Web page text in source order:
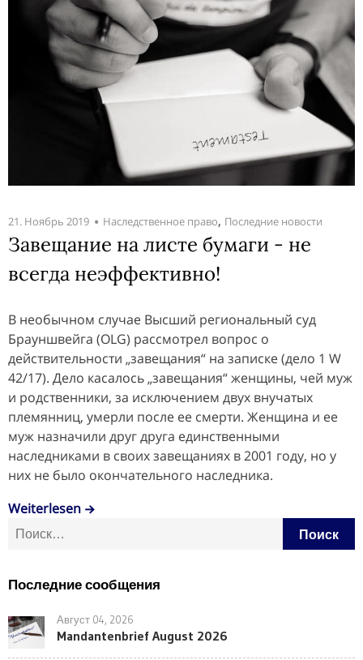
21. Ноябрь 2019 Наследственное право, Последние новости
Завещание на листе бумаги - не
всегда неэффективно!
В необычном случае Высший региональный суд
Брауншвейга (OLG) рассмотрел вопрос о
действительности „завещания“ на записке (дело 1 W
42/17). Дело касалось „завещания“ женщины, чей муж
и родственники, за исключением двух внучатых
племянниц, умерли после ее смерти. Женщина и ее
муж назначили друг друга единственными
наследниками в своих завещаниях в 2001 году, но у
них не было окончательного наследника.
Weiterlesen
Найти:
Последние сообщения
Август 04, 2026
Mandantenbrief August 2026